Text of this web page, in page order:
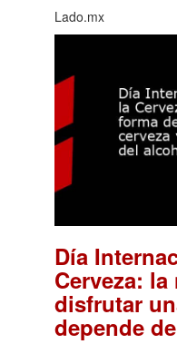
Lado.mx
Día
Cerveza:
disfrutar
depende